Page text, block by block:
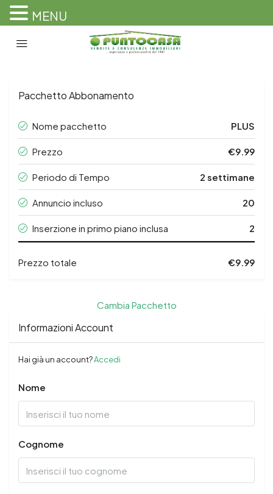
Pacchetto Abbonamento
Nome pacchetto PLUS
Prezzo €9.99
Periodo di Tempo 2 settimane
Annuncio incluso 20
Inserzione in primo piano inclusa 2
Prezzo totale €9.99
Cambia Pacchetto
Informazioni Account
Hai già un account?Accedi
Nome
Cognome
MENU